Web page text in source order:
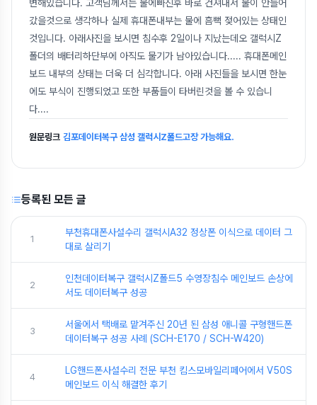
변해있습니다. 고객님께서는 물에빠진후 바로 건져내서 물이 안들어
갔을것으로 생각하나 실제 휴대폰내부는 물에 흠뻑 젖어있는 상태인
것입니다. 아래사진을 보시면 침수후 2일이나 지났는데오 갤럭시Z
폴더의 배터리하단부에 아직도 물기가 남아있습니다..... 휴대폰메인
보드 내부의 상태는 더욱 더 심각합니다. 아래 사진들을 보시면 한눈
에도 부식이 진행되었고 또한 부품들이 타버린것을 볼 수 있습니
다....
원문링크 김포데이터복구 삼성 갤럭시Z폴드고장 가능해요.
등록된 모든 글
1
부천휴대폰사설수리 갤럭시A32 정상폰 이식으로 데이터 그
대로 살리기
2
인천데이터복구 갤럭시Z폴드5 수영장침수 메인보드 손상에
서도 데이터복구 성공
3
서울에서 택배로 맡겨주신 20년 된 삼성 애니콜 구형핸드폰
데이터복구 성공 사례 (SCH-E170 / SCH-W420)
4
LG핸드폰사설수리 전문 부천 킴스모바일리페어에서 V50S
메인보드 이식 해결한 후기